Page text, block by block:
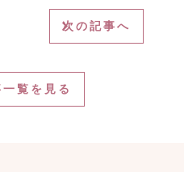
次の記事へ
覧を見る